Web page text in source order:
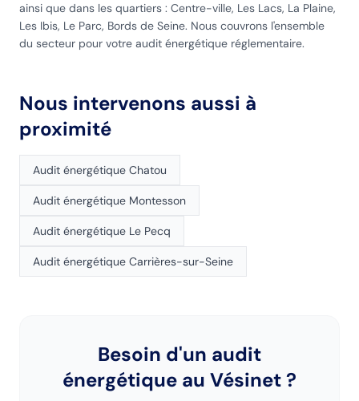
ainsi que dans les quartiers : Centre-ville, Les Lacs, La Plaine,
Les Ibis, Le Parc, Bords de Seine. Nous couvrons l'ensemble
du secteur pour votre audit énergétique réglementaire.
Nous intervenons aussi à
proximité
Audit énergétique Chatou
Audit énergétique Montesson
Audit énergétique Le Pecq
Audit énergétique Carrières-sur-Seine
Besoin d'un audit
énergétique au Vésinet?